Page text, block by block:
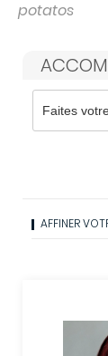
potatos
AFFINER